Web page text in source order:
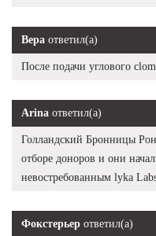
Вера ответил(а)
После подачи углового
Arina ответил(а)
Голландский Бронницы
отборе доноров и они
невостребованным lyka
Фокстерьер ответил(а)